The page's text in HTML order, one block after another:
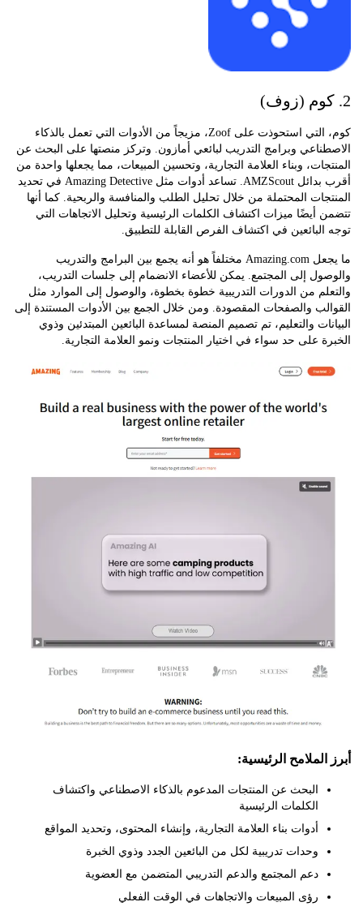
كوم، التي استحوذت على Zoof، مزيجاً من الأدوات التي تعمل بالذكاء
وبرامج التدريب لبائعي أمازون. وتركز منصتها على البحث عن
وبناء العلامة التجارية، وتحسين المبيعات، مما يجعلها واحدة من
أقرب بدائل AMZScout. تساعد أدوات مثل Amazing Detective في تحديد
المحتملة من خلال تحليل الطلب والمنافسة والربحية. كما أنها
أيضًا ميزات اكتشاف الكلمات الرئيسية وتحليل الاتجاهات التي
في اكتشاف الفرص القابلة للتطبيق.
ما يجعل Amazing.com مختلفاً هو أنه يجمع بين البرامج والتدريب
إلى المجتمع. يمكن للأعضاء الانضمام إلى جلسات التدريب،
من الدورات التدريبية خطوة بخطوة، والوصول إلى الموارد مثل
والصفحات المقصودة. ومن خلال الجمع بين الأدوات المستندة إلى
والتعليم، تم تصميم المنصة لمساعدة البائعين المبتدئين وذوي
على حد سواء في اختيار المنتجات ونمو العلامة التجارية.
الرئيسية:
البحث عن المنتجات المدعوم بالذكاء الاصطناعي واكتشاف
الكلمات الرئيسية
أدوات بناء العلامة التجارية، وإنشاء المحتوى، وتحديد المواقع
وحدات تدريبية لكل من البائعين الجدد وذوي الخبرة
دعم المجتمع والدعم التدريبي المتضمن مع العضوية
رؤى المبيعات والاتجاهات في الوقت الفعلي